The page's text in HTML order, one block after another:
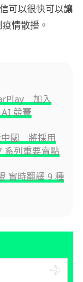
可以很快可以讓
情散播。
加入
競賽
中國 將採用
列重要賣點
實時翻譯 9 種